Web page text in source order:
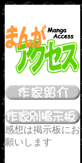
感想は掲示板にお
願いします